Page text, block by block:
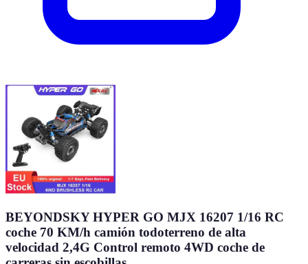
BEYONDSKY HYPER GO MJX 16207 1/16 RC
coche 70 KM/h camión todoterreno de alta
velocidad 2,4G Control remoto 4WD coche de